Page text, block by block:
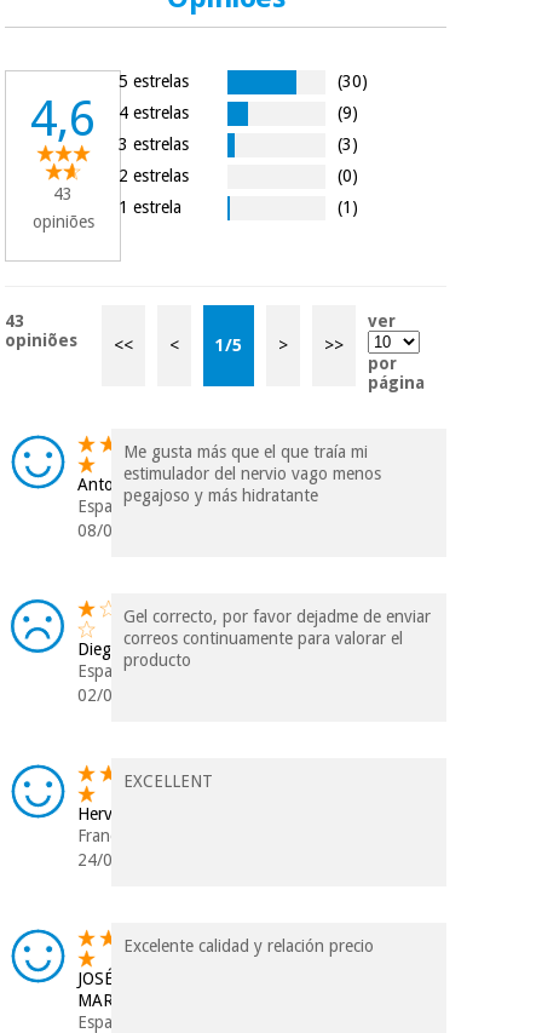
dados a terceiros
incomodaremos para
tentar vender-lhe um
crédito pessoal.
4,6
43
opiniões
5 estrelas
(30)
4 estrelas
(9)
3 estrelas
(3)
2 estrelas
(0)
1 estrela
(1)
43
opiniões
<< < 1/5 > >>
ver
por
página
Antonio
Espanha
08/04/2026
Me gusta más que el que traía mi
estimulador del nervio vago menos
pegajoso y más hidratante
Diego
Espanha
02/04/2026
Gel correcto, por favor dejadme de enviar
correos continuamente para valorar el
producto
Herve
França
24/09/2025
EXCELLENT
JOSÉ
MARÍA
Espanha
Excelente calidad y relación precio